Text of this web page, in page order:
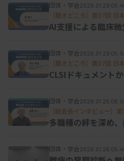
団体・学会2026.01.28
［聞きどころ］第37回 日
集
AI支援による臨床
団体・学会2026.01.28
［聞きどころ］第37回 日
集
CLSIドキュメント
団体・学会2026.01.26
［総会長インタビュー］
術集会特集
多職種の絆を深め
団体・学会2026.01.26